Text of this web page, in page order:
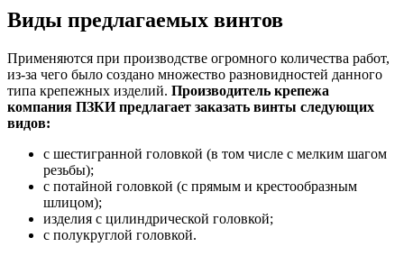
Виды предлагаемых винтов
Применяются при производстве огромного количества работ,
из-за чего было создано множество разновидностей данного
типа крепежных изделий. Производитель крепежа
компания ПЗКИ предлагает заказать винты следующих
видов:
с шестигранной головкой (в том числе с мелким шагом
резьбы);
с потайной головкой (с прямым и крестообразным
шлицом);
изделия с цилиндрической головкой;
с полукруглой головкой.